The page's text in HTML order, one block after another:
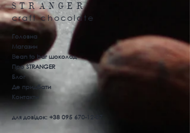
S TR A N G E R
craft chocolate
Головна
Магазин
Bean to bar шоколад
Про STRANGER
Блог
Де придбати
Контакти
для довідок: +38 095 670-12-07